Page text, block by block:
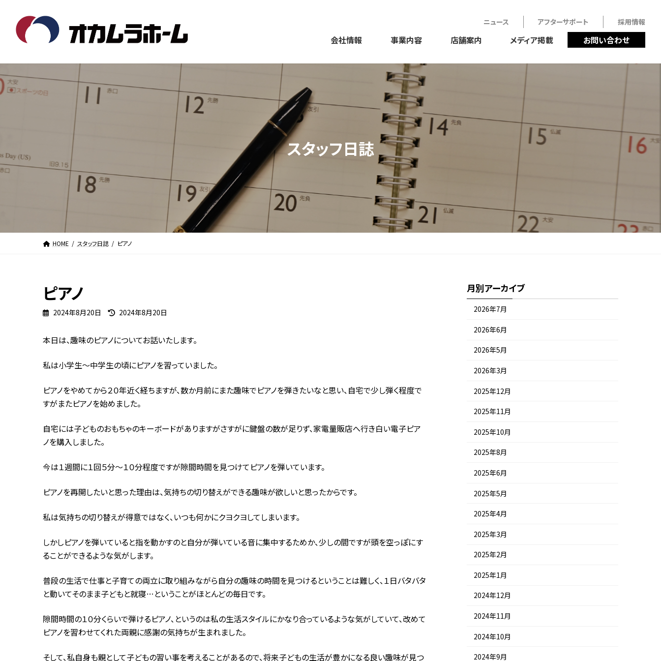
へ
ス
キ
ョ
ン
に
ニュース アフターサポート 採用情報
会社情報 事業内容 店舗案内 メディア掲載 お問い合わせ
スタッフ日誌
HOME スタッフ日誌 ピアノ
ピアノ
2024年8月20日
最
新
時
2024年8月20日
本日は、趣味のピアノについてお話いたします。
私は小学生～中学生の頃にピアノを習っていました。
ピアノをやめてから２０年近く経ちますが、数か月前にまた趣味でピアノを弾きたいなと思い、自宅で少し弾く程度で
すがまたピアノを始めました。
自宅には子どものおもちゃのキーボードがありますがさすがに鍵盤の数が足りず、家電量販店へ行き白い電子ピア
ノを購入しました。
今は１週間に１回５分～１０分程度ですが隙間時間を見つけてピアノを弾いています。
ピアノを再開したいと思った理由は、気持ちの切り替えができる趣味が欲しいと思ったからです。
私は気持ちの切り替えが得意ではなく、いつも何かにクヨクヨしてしまいます。
しかしピアノを弾いていると指を動かすのと自分が弾いている音に集中するためか、少しの間ですが頭を空っぽにす
ることができるような気がします。
普段の生活で仕事と子育ての両立に取り組みながら自分の趣味の時間を見つけるということは難しく、１日バタバタ
と動いてそのまま子どもと就寝…ということがほとんどの毎日です。
隙間時間の１０分くらいで弾けるピアノ、というのは私の生活スタイルにかなり合っているような気がしていて、改めて
ピアノを習わせてくれた両親に感謝の気持ちが生まれました。
そして、私自身も親として子どもの習い事を考えることがあるので、将来子どもの生活が豊かになる良い趣味が見つ
月別アーカイブ
2026年7月
2026年6月
2026年5月
2026年3月
2025年12月
2025年11月
2025年10月
2025年8月
2025年6月
2025年5月
2025年4月
2025年3月
2025年2月
2025年1月
2024年12月
2024年11月
2024年10月
2024年9月